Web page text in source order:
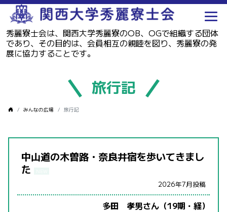
秀麗寮士会は、関西大学秀麗寮のOB、OGで組織する団体
であり、その目的は、会員相互の親睦を図り、秀麗寮の発
展に協力することです。
旅行記
みんなの広場 旅行記
中山道の木曽路・奈良井宿を歩いてきまし
た
2026年7月投稿
多田 孝男さん（19期・経）